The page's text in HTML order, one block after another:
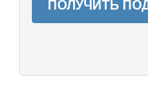
ПОЛУЧИТЬ